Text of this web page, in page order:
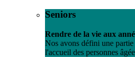
Seniors
Rendre de la vie aux
Nos avons défini une
l'accueil des personnes